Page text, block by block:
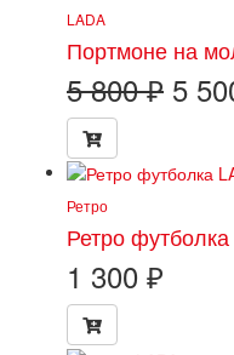
LADA
Портмоне на
5 800₽
5
5
Ретро
Ретро
1 300 ₽